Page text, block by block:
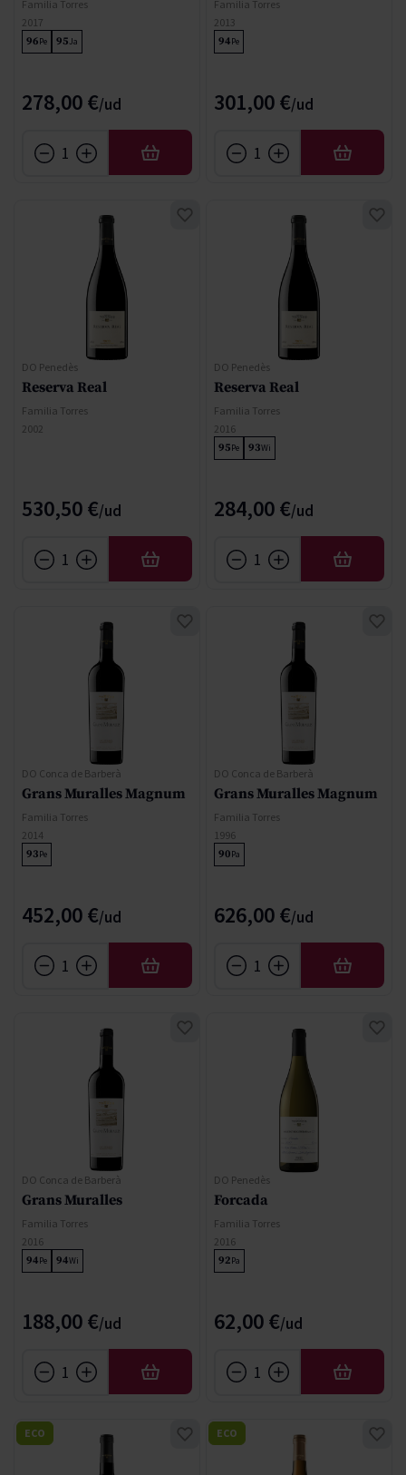
Familia Torres
2017
96Pe 95Ja
278,00 €
AFEGIR
Familia Torres
2013
94Pe
301,00 €
AFEGIR
DO Penedès
Reserva Real
Familia Torres
2002
530,50 €
AFEGIR
DO Penedès
Reserva Real
Familia Torres
2016
95Pe 93Wi
284,00 €
AFEGIR
DO Conca de Barberà
Grans Muralles Magnum
Familia Torres
2014
93Pe
452,00 €
AFEGIR
DO Conca de Barberà
Grans Muralles Magnum
Familia Torres
1996
90Pa
626,00 €
AFEGIR
DO Conca de Barberà
Grans Muralles
Familia Torres
2016
94Pe 94Wi
188,00 €
AFEGIR
DO Penedès
Forcada
Familia Torres
2016
92Pa
62,00 €
AFEGIR
ECO ECO